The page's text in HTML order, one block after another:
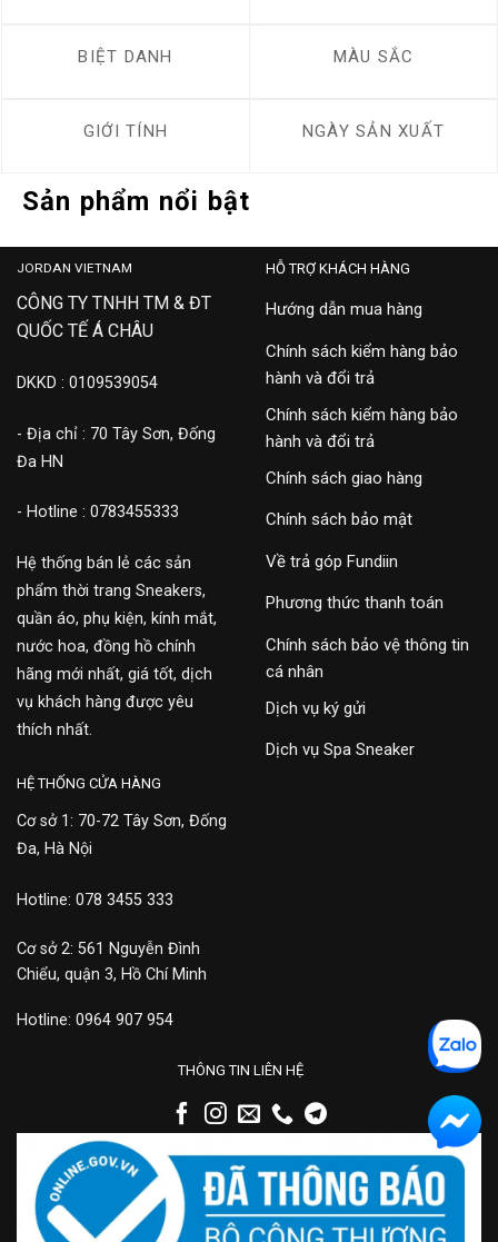
BIỆT DANH MÀU SẮC
GIỚI TÍNH NGÀY SẢN XUẤT
Sản phẩm nổi bật
JORDAN VIETNAM
CÔNG TY TNHH TM & ĐT
QUỐC TẾ Á CHÂU
DKKD : 0109539054
- Địa chỉ : 70 Tây Sơn, Đống
Đa HN
- Hotline : 0783455333
Hệ thống bán lẻ các sản
phẩm thời trang Sneakers,
quần áo, phụ kiện, kính mắt,
nước hoa, đồng hồ chính
hãng mới nhất, giá tốt, dịch
vụ khách hàng được yêu
thích nhất.
HỖ TRỢ KHÁCH HÀNG
Hướng dẫn mua hàng
Chính sách kiểm hàng bảo
hành và đổi trả
Chính sách kiểm hàng bảo
hành và đổi trả
Chính sách giao hàng
Chính sách bảo mật
Về trả góp Fundiin
Phương thức thanh toán
Chính sách bảo vệ thông tin
cá nhân
Dịch vụ ký gửi
Dịch vụ Spa Sneaker
HỆ THỐNG CỬA HÀNG
Cơ sở 1: 70-72 Tây Sơn, Đống
Đa, Hà Nội
Hotline: 078 3455 333
Cơ sở 2: 561 Nguyễn Đình
Chiểu, quận 3, Hồ Chí Minh
Hotline: 0964 907 954
THÔNG TIN LIÊN HỆ